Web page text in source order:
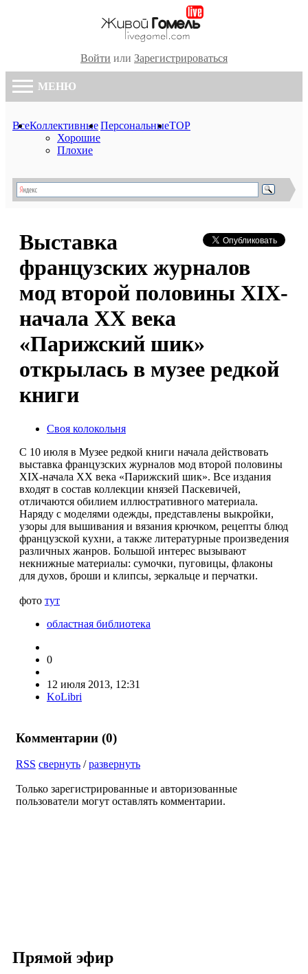
Войти или Зарегистрироваться
МЕНЮ
ВсеКоллективные
Хорошие
Плохие
ПерсональныеTOP
Выставка
французских журналов
мод второй половины XIX-
начала XX века
«Парижский шик»
открылась в музее редкой
книги
Своя колокольня
С 10 июля в Музее редкой книги начала действовать
выставка французских журналов мод второй половины
XIX-начала XX века «Парижский шик». Все издания
входят в состав коллекции князей Паскевичей,
отличаются обилием иллюстративного материала.
Наряду с моделями одежды, представлены выкройки,
узоры для вышивания и вязания крючком, рецепты блюд
французской кухни, а также литературные произведения
различных жанров. Большой интерес вызывают
некнижные материалы: сумочки, пуговицы, флаконы
для духов, броши и клипсы, зеркальце и перчатки.
фото тут
областная библиотека
0
12 июля 2013, 12:31
KoLibri
Комментарии (0)
RSS свернуть /развернуть
Только зарегистрированные и авторизованные
пользователи могут оставлять комментарии.
Прямой эфир